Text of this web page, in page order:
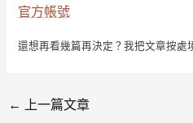
官方帳號
還想再看幾篇再決定？我把文章按處
← 上一篇文章